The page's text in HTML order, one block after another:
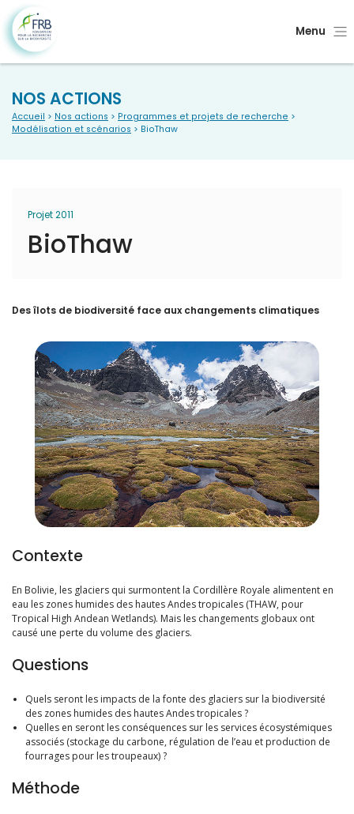
Menu
NOS ACTIONS
Accueil > Nos actions > Programmes et projets de recherche >
Modélisation et scénarios > BioThaw
Projet 2011
BioThaw
Des îlots de biodiversité face aux changements climatiques
Contexte
En Bolivie, les glaciers qui surmontent la Cordillère Royale alimentent en
eau les zones humides des hautes Andes tropicales (THAW, pour
Tropical High Andean Wetlands). Mais les changements globaux ont
causé une perte du volume des glaciers.
Questions
Quels seront les impacts de la fonte des glaciers sur la biodiversité
des zones humides des hautes Andes tropicales ?
Quelles en seront les conséquences sur les services écosystémiques
associés (stockage du carbone, régulation de l’eau et production de
fourrages pour les troupeaux) ?
Méthode